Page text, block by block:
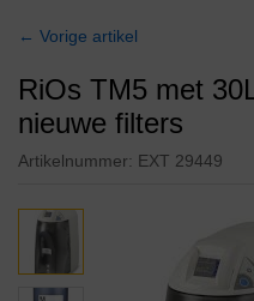
← Vorige artikel
RiOs TM5 met
nieuwe filters
Artikelnummer: EXT 29449